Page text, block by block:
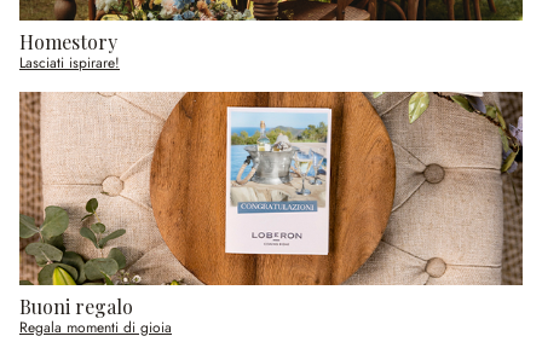
Homestory
Lasciati ispirare!
Buoni regalo
Regala momenti di gioia